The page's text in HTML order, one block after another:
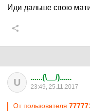
Иди дальше свою
U ......(\__/)......
23:49, 25.11.2017
От пользователя